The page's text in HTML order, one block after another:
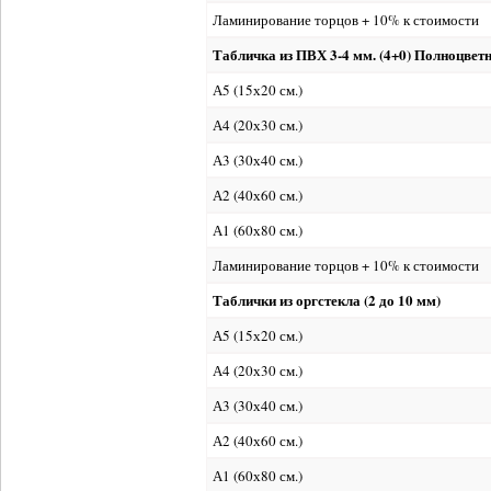
Ламинирование торцов + 10% к стоимости
Табличка из ПВХ 3-4 мм. (4+0)
А5 (15х20 см.)
А4 (20х30 см.)
А3 (30х40 см.)
А2 (40х60 см.)
А1 (60х80 см.)
Ламинирование торцов + 10% к стоимости
Таблички из оргстекла (2 до 10 мм)
А5 (15х20 см.)
А4 (20х30 см.)
А3 (30х40 см.)
А2 (40х60 см.)
А1 (60х80 см.)